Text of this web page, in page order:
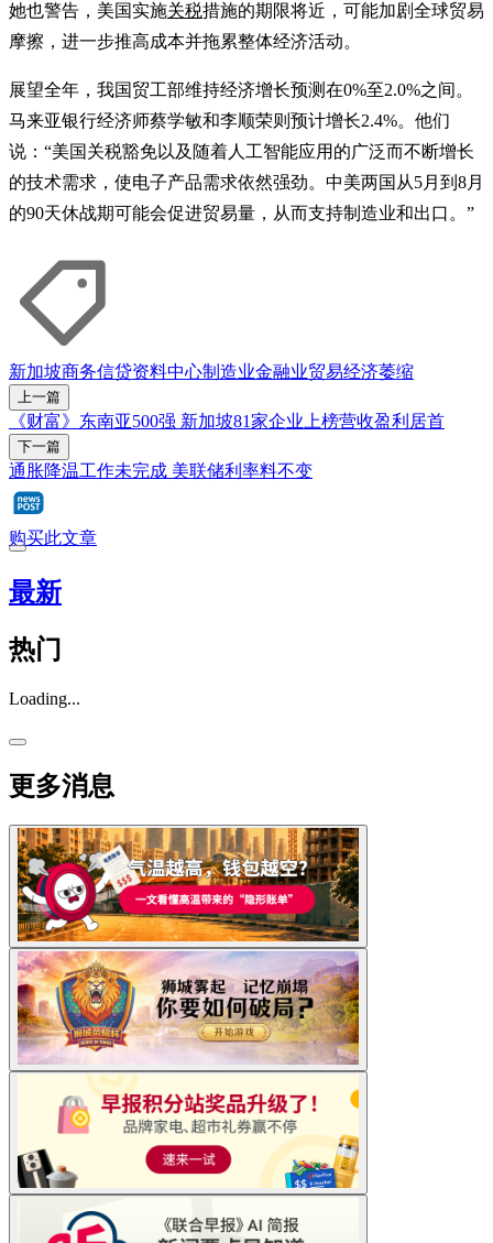
她也警告，美国实施关税措施的期限将近，可能加剧全球贸易
摩擦，进一步推高成本并拖累整体经济活动。
展望全年，我国贸工部维持经济增长预测在0%至2.0%之间。
马来亚银行经济师蔡学敏和李顺荣则预计增长2.4%。他们
说：“美国关税豁免以及随着人工智能应用的广泛而不断增长
的技术需求，使电子产品需求依然强劲。中美两国从5月到8月
的90天休战期可能会促进贸易量，从而支持制造业和出口。”
新加坡商务信贷资料中心制造业金融业贸易经济萎缩
上一篇
《财富》东南亚500强 新加坡81家企业上榜营收盈利居首
下一篇
通胀降温工作未完成 美联储利率料不变
购买此文章
最新
热门
Loading...
更多消息